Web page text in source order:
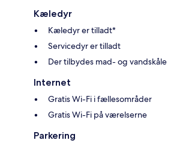
Kæledyr
Kæledyr er tilladt*
Servicedyr er tilladt
Der tilbydes mad- og vandskåle
Internet
Gratis Wi-Fi i fællesområder
Gratis Wi-Fi på værelserne
Parkering